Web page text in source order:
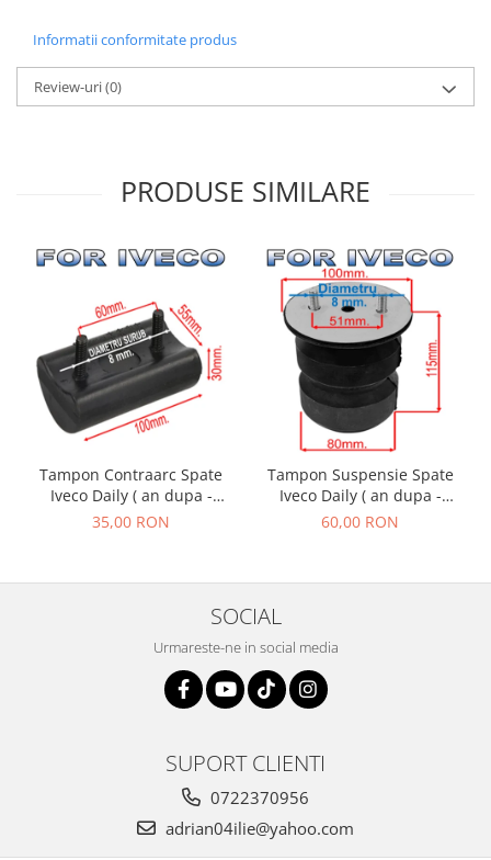
Informatii conformitate produs
Review-uri(0)
PRODUSE SIMILARE
Tampon Contraarc Spate
Iveco Daily ( an dupa -
01.1990 ) M2.1
35,00 RON
Tampon Suspensie Spate
Iveco Daily ( an dupa -
01.1990 )
60,00 RON
SOCIAL
Urmareste-ne in social media
SUPORT CLIENTI
0722370956
adrian04ilie@yahoo.com